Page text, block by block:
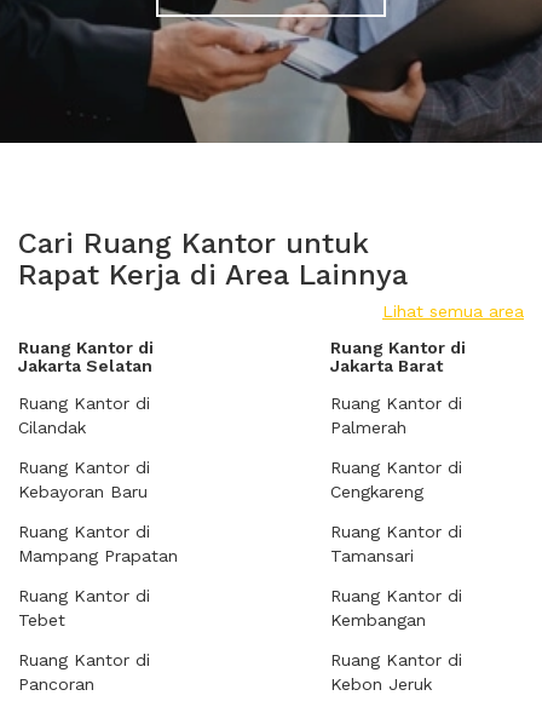
Cari Ruang Kantor untuk
Rapat Kerja di Area Lainnya
Lihat semua area
Ruang Kantor di
Jakarta Selatan
Ruang Kantor di
Cilandak
Ruang Kantor di
Kebayoran Baru
Ruang Kantor di
Mampang Prapatan
Ruang Kantor di
Tebet
Ruang Kantor di
Pancoran
Ruang Kantor di
Jakarta Barat
Ruang Kantor di
Palmerah
Ruang Kantor di
Cengkareng
Ruang Kantor di
Tamansari
Ruang Kantor di
Kembangan
Ruang Kantor di
Kebon Jeruk